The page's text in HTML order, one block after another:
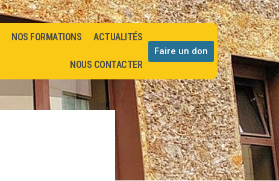
NOS FORMATIONS ACTUALITÉS
NOUS CONTACTER
Faire un don